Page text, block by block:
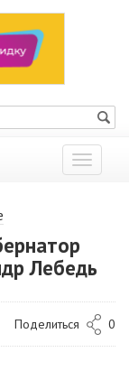
Показать
меню
Лебедь
Поделиться 0